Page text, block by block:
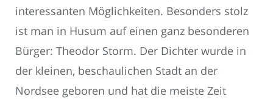
interessanten Möglichkeiten. Besonders stolz
ist man in Husum auf einen ganz besonderen
Bürger: Theodor Storm. Der Dichter wurde in
der kleinen, beschaulichen Stadt an der
Nordsee geboren und hat die meiste Zeit